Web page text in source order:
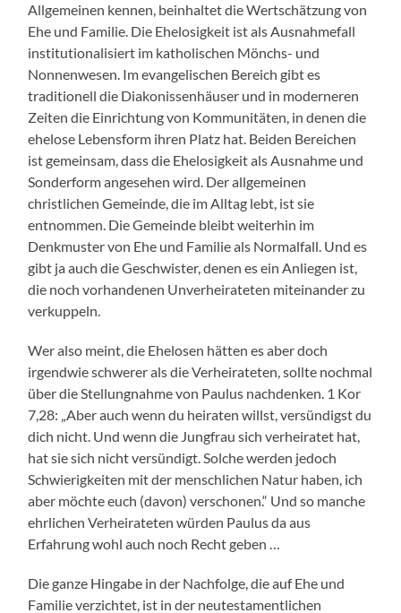
Allgemeinen kennen, beinhaltet die Wertschätzung von
Ehe und Familie. Die Ehelosigkeit ist als Ausnahmefall
institutionalisiert im katholischen Mönchs- und
Nonnenwesen. Im evangelischen Bereich gibt es
traditionell die Diakonissenhäuser und in moderneren
Zeiten die Einrichtung von Kommunitäten, in denen die
ehelose Lebensform ihren Platz hat. Beiden Bereichen
ist gemeinsam, dass die Ehelosigkeit als Ausnahme und
Sonderform angesehen wird. Der allgemeinen
christlichen Gemeinde, die im Alltag lebt, ist sie
entnommen. Die Gemeinde bleibt weiterhin im
Denkmuster von Ehe und Familie als Normalfall. Und es
gibt ja auch die Geschwister, denen es ein Anliegen ist,
die noch vorhandenen Unverheirateten miteinander zu
verkuppeln.
Wer also meint, die Ehelosen hätten es aber doch
irgendwie schwerer als die Verheirateten, sollte nochmal
über die Stellungnahme von Paulus nachdenken. 1 Kor
7,28: „Aber auch wenn du heiraten willst, versündigst du
dich nicht. Und wenn die Jungfrau sich verheiratet hat,
hat sie sich nicht versündigt. Solche werden jedoch
Schwierigkeiten mit der menschlichen Natur haben, ich
aber möchte euch (davon) verschonen.“ Und so manche
ehrlichen Verheirateten würden Paulus da aus
Erfahrung wohl auch noch Recht geben …
Die ganze Hingabe in der Nachfolge, die auf Ehe und
Familie verzichtet, ist in der neutestamentlichen